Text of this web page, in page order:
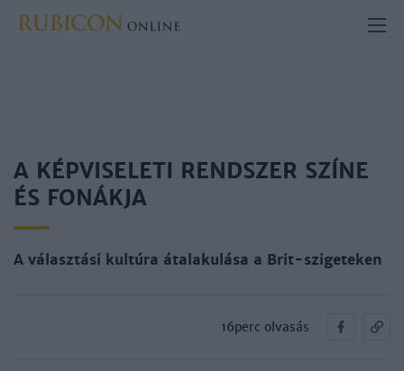
A KÉPVISELETI RENDSZER SZÍNE
ÉS FONÁKJA
A választási kultúra átalakulása a Brit-szigeteken
16perc olvasás